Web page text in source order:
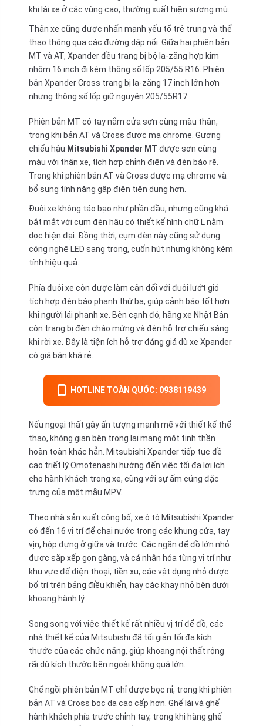
khi lái xe ở các vùng cao, thường xuất hiện sương mù.
Thân xe cũng được nhấn mạnh yếu tố trẻ trung và thể
thao thông qua các đường dập nổi. Giữa hai phiên bản
MT và AT, Xpander đều trang bị bộ la-zăng hợp kim
nhôm 16 inch đi kèm thông số lốp 205/55 R16. Phiên
bản Xpander Cross trang bị la-zăng 17 inch lớn hơn
nhưng thông số lốp giữ nguyên 205/55R17.
Phiên bản MT có tay nắm cửa sơn cùng màu thân,
trong khi bản AT và Cross được mạ chrome. Gương
chiếu hậu Mitsubishi Xpander MT được sơn cùng
màu với thân xe, tích hợp chỉnh điện và đèn báo rẽ.
Trong khi phiên bản AT và Cross được mạ chrome và
bổ sung tính năng gập điện tiện dụng hơn.
Đuôi xe không táo bạo như phần đầu, nhưng cũng khá
bắt mắt với cụm đèn hậu có thiết kế hình chữ L nằm
dọc hiện đại. Đồng thời, cụm đèn này cũng sử dụng
công nghệ LED sang trọng, cuốn hút nhưng không kém
tính hiệu quả.
Phía đuôi xe còn được làm cân đối với đuôi lướt gió
tích hợp đèn báo phanh thứ ba, giúp cảnh báo tốt hơn
khi người lái phanh xe. Bên cạnh đó, hãng xe Nhật Bản
còn trang bị đèn chào mừng và đèn hỗ trợ chiếu sáng
khi rời xe. Đây là tiện ích hỗ trợ đáng giá dù xe Xpander
có giá bán khá rẻ.
HOTLINE TOÀN QUỐC: 0938119439
Nếu ngoại thất gây ấn tượng mạnh mẽ với thiết kế thể
thao, không gian bên trong lại mang một tinh thần
hoàn toàn khác hẳn. Mitsubishi Xpander tiếp tục đề
cao triết lý Omotenashi hướng đến việc tối đa lợi ích
cho hành khách trong xe, cùng với sự ấm cúng đặc
trưng của một mẫu MPV.
Theo nhà sản xuất công bố, xe ô tô Mitsubishi Xpander
có đến 16 vị trí để chai nước trong các khung cửa, tay
vịn, hộp đựng ở giữa và trước. Các ngăn để đồ lớn nhỏ
được sắp xếp gọn gàng, và cá nhân hóa từng vị trí như
khu vực để điện thoại, tiền xu, các vật dụng nhỏ được
bố trí trên bảng điều khiển, hay các khay nhỏ bên dưới
khoang hành lý.
Song song với việc thiết kế rất nhiều vị trí để đồ, các
nhà thiết kế của Mitsubishi đã tối giản tối đa kích
thước của các chức năng, giúp khoang nội thất rộng
rãi dù kích thước bên ngoài không quá lớn.
Ghế ngồi phiên bản MT chỉ được bọc nỉ, trong khi phiên
bản AT và Cross bọc da cao cấp hơn. Ghế lái và ghế
hành khách phía trước chỉnh tay, trong khi hàng ghế